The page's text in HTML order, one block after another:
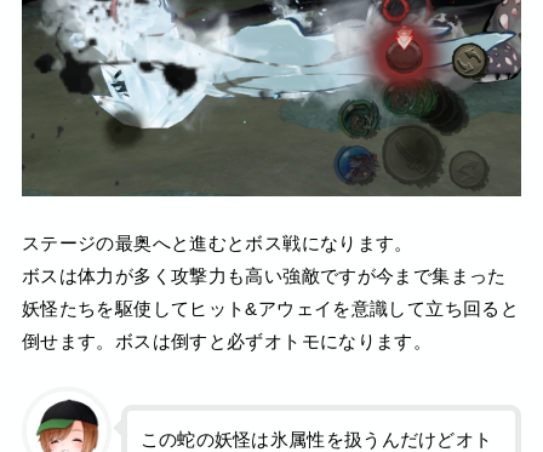
ステージの最奥へと進むとボス戦になります。
ボスは体力が多く攻撃力も高い強敵ですが今まで集まった
妖怪たちを駆使してヒット&アウェイを意識して立ち回ると
倒せます。ボスは倒すと必ずオトモになります。
この蛇の妖怪は氷属性を扱うんだけどオト